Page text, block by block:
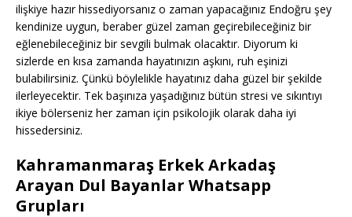
ilişkiye hazır hissediyorsanız o zaman yapacağınız Endoğru şey
kendinize uygun, beraber güzel zaman geçirebileceğiniz bir
eğlenebileceğiniz bir sevgili bulmak olacaktır. Diyorum ki
sizlerde en kısa zamanda hayatınızın aşkını, ruh eşinizi
bulabilirsiniz. Çünkü böylelikle hayatınız daha güzel bir şekilde
ilerleyecektir. Tek başınıza yaşadığınız bütün stresi ve sıkıntıyı
ikiye bölerseniz her zaman için psikolojik olarak daha iyi
hissedersiniz.
Kahramanmaraş Erkek Arkadaş
Arayan Dul Bayanlar Whatsapp
Grupları